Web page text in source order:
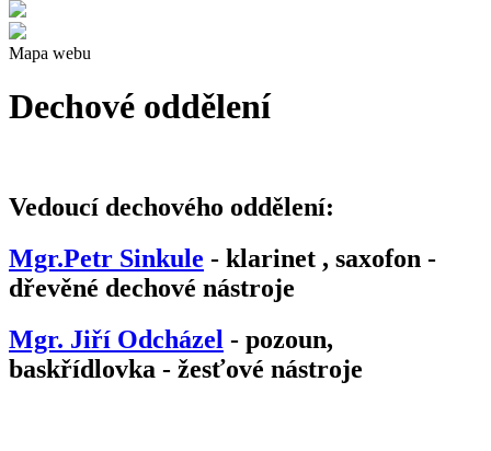
Mapa webu
Dechové oddělení
Vedoucí dechového oddělení:
Mgr.Petr Sinkule - klarinet , saxofon -
dřevěné dechové nástroje
Mgr. Jiří Odcházel - pozoun,
baskřídlovka - žesťové nástroje